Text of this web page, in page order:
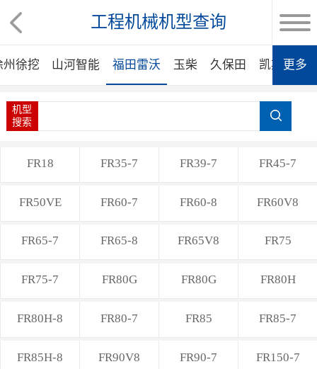
工程机械机型查询
州徐挖 山河智能 福田雷沃 玉柴 久保田 凯斯 竹
更多
机型
搜索
FR18 FR35-7 FR39-7 FR45-7
FR50VE FR60-7 FR60-8 FR60V8
FR65-7 FR65-8 FR65V8 FR75
FR75-7 FR80G FR80G FR80H
FR80H-8 FR80-7 FR85 FR85-7
FR85H-8 FR90V8 FR90-7 FR150-7